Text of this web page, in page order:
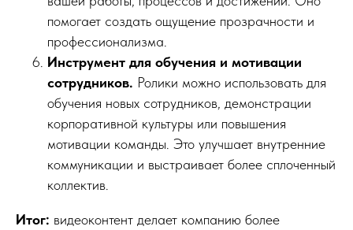
помогает создать ощущение прозрачности и
профессионализма.
Инструмент для обучения и мотивации
сотрудников. Ролики можно использовать для
обучения новых сотрудников, демонстрации
корпоративной культуры или повышения
мотивации команды. Это улучшает внутренние
коммуникации и выстраивает более сплоченный
коллектив.
Итог: видеоконтент делает компанию более